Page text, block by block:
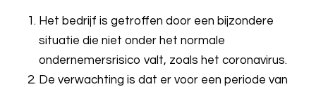
Het bedrijf is getroffen door een bijzondere
situatie die niet onder het normale
ondernemersrisico valt, zoals het coronavirus.
De verwachting is dat er voor een periode van